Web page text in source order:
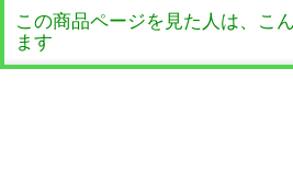
この商品ページを見た人は、こ
ます